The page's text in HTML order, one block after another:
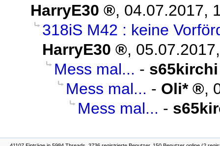
HarryE30
, 04.07.2017,
318iS M42 : keine
HarryE30
,
Mess mal... - s65kirchi
Mess mal... - Oli* ,
Mess mal... -